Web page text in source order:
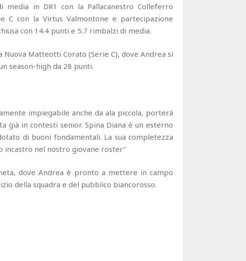
media in DR1 con la Pallacanestro Colleferro
C con la Virtus Valmontone e partecipazione
chiusa con 14.4 punti e 5.7 rimbalzi di media.
Nuova Matteotti Corato (Serie C), dove Andrea si
season-high da 28 punti.
impiegabile anche da ala piccola, porterá
già in contesti senior. Spina Diana è un esterno
di buoni fondamentali. La sua completezza
nel nostro giovane roster”
dove Andrea è pronto a mettere in campo
della squadra e del pubblico biancorosso.